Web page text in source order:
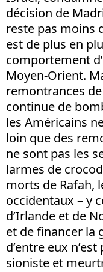
décision de
reste pas moins
est de plus en
comportement
Moyen-Orient.
remontrances
continue de
les Américains
loin que des
ne sont pas les
larmes de
morts de Rafah,
occidentaux – y
d’Irlande et de
et de financer la
d’entre eux
sioniste et